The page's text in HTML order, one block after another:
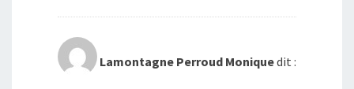
Lamontagne Perroud Moniquedit :